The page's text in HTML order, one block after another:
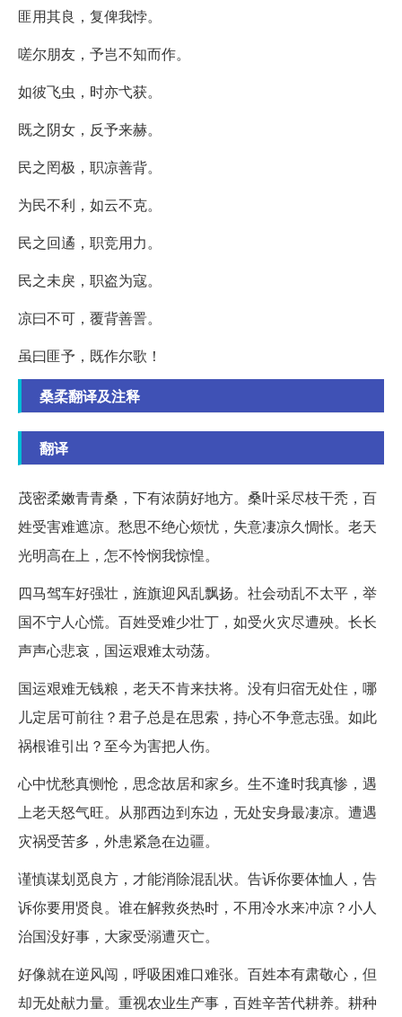
匪用其良，复俾我悖。
嗟尔朋友，予岂不知而作。
如彼飞虫，时亦弋获。
既之阴女，反予来赫。
民之罔极，职凉善背。
为民不利，如云不克。
民之回遹，职竞用力。
民之未戾，职盗为寇。
凉曰不可，覆背善詈。
虽曰匪予，既作尔歌！
桑柔翻译及注释
翻译
茂密柔嫩青青桑，下有浓荫好地方。桑叶采尽枝干秃，百
姓受害难遮凉。愁思不绝心烦忧，失意凄凉久惆怅。老天
光明高在上，怎不怜悯我惊惶。
四马驾车好强壮，旌旗迎风乱飘扬。社会动乱不太平，举
国不宁人心慌。百姓受难少壮丁，如受火灾尽遭殃。长长
声声心悲哀，国运艰难太动荡。
国运艰难无钱粮，老天不肯来扶将。没有归宿无处住，哪
儿定居可前往？君子总是在思索，持心不争意志强。如此
祸根谁引出？至今为害把人伤。
心中忧愁真恻怆，思念故居和家乡。生不逢时我真惨，遇
上老天怒气旺。从那西边到东边，无处安身最凄凉。遭遇
灾祸受苦多，外患紧急在边疆。
谨慎谋划觅良方，才能消除混乱状。告诉你要体恤人，告
诉你要用贤良。谁在解救炎热时，不用冷水来冲凉？小人
治国没好事，大家受溺遭灭亡。
好像就在逆风闯，呼吸困难口难张。百姓本有肃敬心，但
却无处献力量。重视农业生产事，百姓辛苦代耕养。耕种